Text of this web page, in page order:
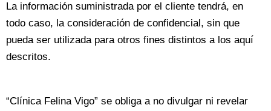
La información suministrada por el cliente tendrá, en
todo caso, la consideración de confidencial, sin que
pueda ser utilizada para otros fines distintos a los aquí
descritos.
“Clínica Felina Vigo” se obliga a no divulgar ni revelar